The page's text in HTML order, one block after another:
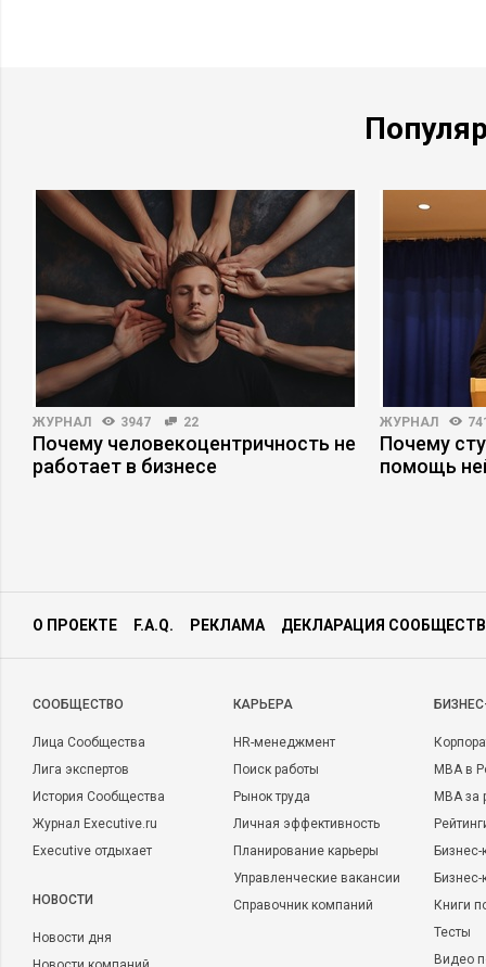
ЖУРНАЛ 3947 22
Почему человекоцентричность не
работает в бизнесе
ЖУРНАЛ
Почему
помощь
О ПРОЕКТЕ F.A.Q. РЕКЛАМА ДЕКЛАРАЦИЯ
CООБЩЕСТВО
Лица Сообщества
Лига экспертов
История Сообщества
Журнал Executive.ru
Executive отдыхает
НОВОСТИ
Новости дня
КАРЬЕРА
HR-менеджмент
Поиск работы
Рынок труда
Личная эффективность
Планирование карьеры
Управленческие вакансии
Справочник компаний
MBA в
MBA
Бизнес-
Книги
Тесты
Видео